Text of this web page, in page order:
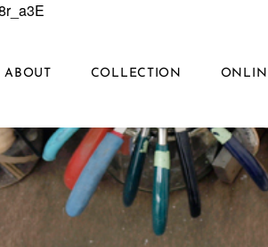
ABOUT COLLECTION